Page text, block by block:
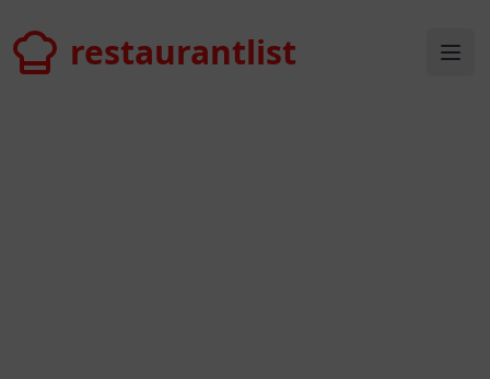
restaurantlistrestaurantlist